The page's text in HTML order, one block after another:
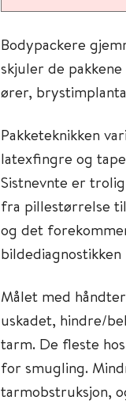
Bodypackere
skjuler de
ører,
Pakketeknikken
latexfingre og
Sistnevnte er
fra pillestørrelse
og det
Målet med
uskadet, hindre/
tarm. De fleste
for smugling.
tarmobstruksjon,